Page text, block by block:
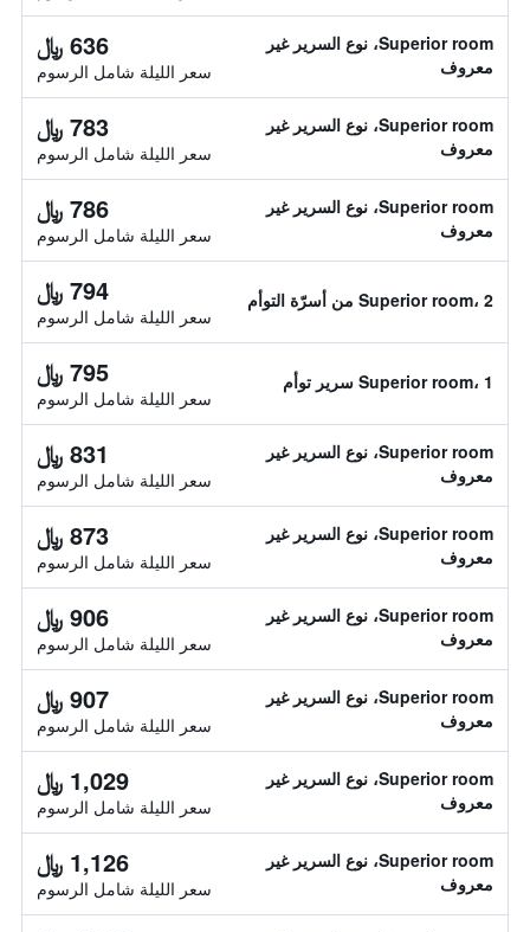
Superior room، نوع السرير غير
معروف
636 ﷼
سعر الليلة شامل الرسوم
Superior room، نوع السرير غير
معروف
783 ﷼
سعر الليلة شامل الرسوم
Superior room، نوع السرير غير
معروف
786 ﷼
سعر الليلة شامل الرسوم
Superior room، 2 من أسرّة التوأم 794 ﷼
سعر الليلة شامل الرسوم
Superior room، 1 سرير توأم 795 ﷼
سعر الليلة شامل الرسوم
Superior room، نوع السرير غير
معروف
831 ﷼
سعر الليلة شامل الرسوم
Superior room، نوع السرير غير
معروف
873 ﷼
سعر الليلة شامل الرسوم
Superior room، نوع السرير غير
معروف
906 ﷼
سعر الليلة شامل الرسوم
Superior room، نوع السرير غير
معروف
907 ﷼
سعر الليلة شامل الرسوم
Superior room، نوع السرير غير
معروف
1,029 ﷼
سعر الليلة شامل الرسوم
Superior room، نوع السرير غير
معروف
1,126 ﷼
سعر الليلة شامل الرسوم